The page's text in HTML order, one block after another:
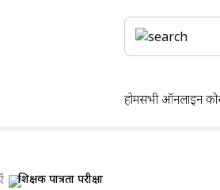
होमसभी ऑनलाइन
शिक्षक पात्रता परीक्षा